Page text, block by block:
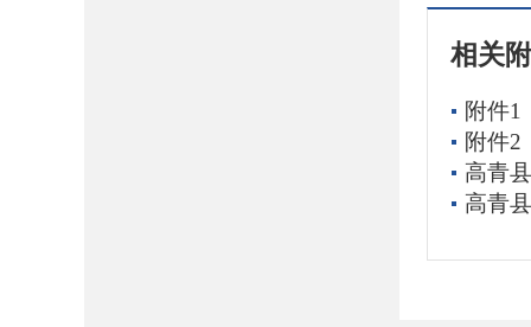
相关
附件1
附件2
高青
高青